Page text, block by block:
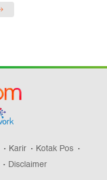
Karir
Kotak Pos
Disclaimer